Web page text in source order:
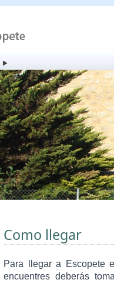
Como llegar
Para llegar a Escopete
encuentres deberás